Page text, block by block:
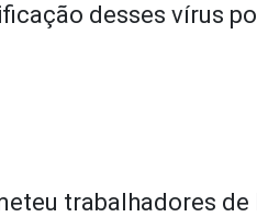
desses vírus
trabalhadores